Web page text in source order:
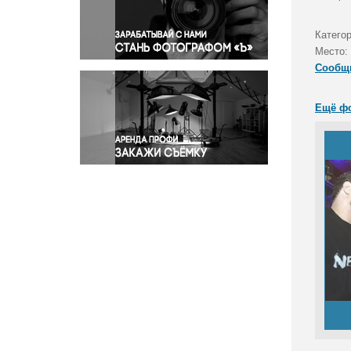
Правосудие
Происшествия и конфликты
Религия
Светская жизнь
Спорт
Экология
Экономика и бизнес
Место:
Ещё